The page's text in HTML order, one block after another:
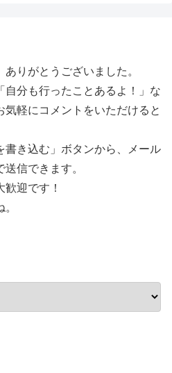
りがとうございました。
自分も行ったことあるよ！」な
気軽にコメントをいただけると
書き込む」ボタンから、メール
信できます。
迎です！